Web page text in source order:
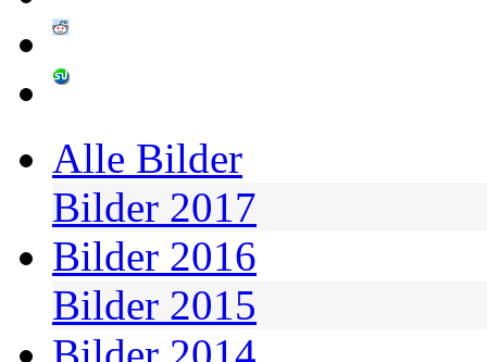
Alle Bilder
Bilder 2017
Bilder 2016
Bilder 2015